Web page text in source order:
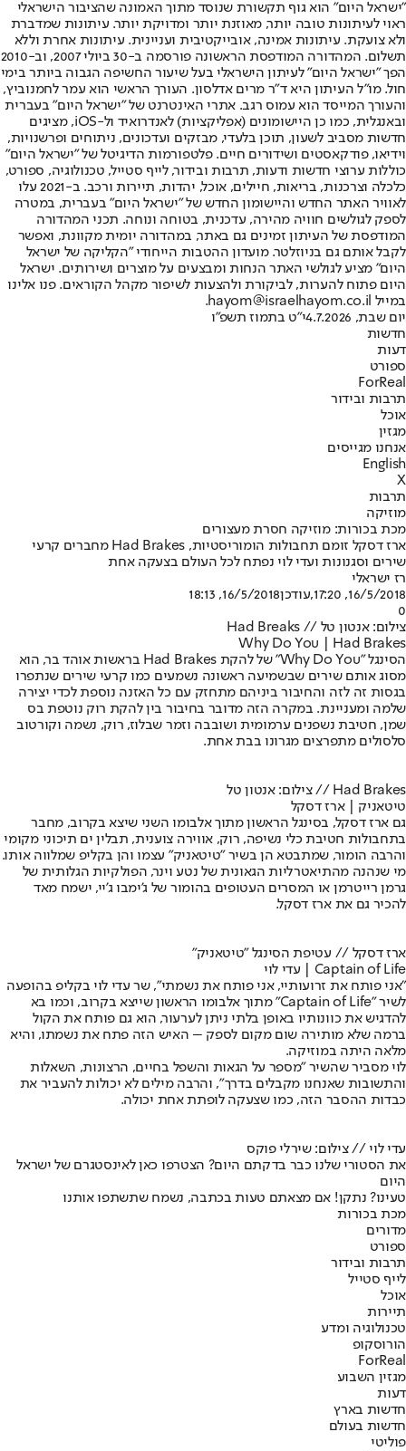
"ישראל היום" הוא גוף תקשורת שנוסד מתוך האמונה שהציבור הישראלי
ראוי לעיתונות טובה יותר, מאוזנת יותר ומדויקת יותר. עיתונות שמדברת
ולא צועקת. עיתונות אמינה, אובייקטיבית ועניינית. עיתונות אחרת וללא
תשלום. המהדורה המודפסת הראשונה פורסמה ב-30 ביולי 2007, וב-2010
הפך "ישראל היום" לעיתון הישראלי בעל שיעור החשיפה הגבוה ביותר בימי
חול. מו"ל העיתון היא ד"ר מרים אדלסון. העורך הראשי הוא עמר לחמנוביץ,
והעורך המייסד הוא עמוס רגב. אתרי האינטרנט של "ישראל היום" בעברית
ובאנגלית, כמו כן היישומונים (אפליקציות) לאנדרואיד ול-iOS, מציגים
חדשות מסביב לשעון, תוכן בלעדי, מבזקים ועדכונים, ניתוחים ופרשנויות,
וידיאו, פודקאסטים ושידורים חיים. פלטפורמות הדיגיטל של "ישראל היום"
כוללות ערוצי חדשות ודעות, תרבות ובידור, לייף סטייל, טכנולוגיה, ספורט,
כלכלה וצרכנות, בריאות, חיילים, אוכל, יהדות, תיירות ורכב. ב-2021 עלו
לאוויר האתר החדש והיישומון החדש של "ישראל היום" בעברית, במטרה
לספק לגולשים חוויה מהירה, עדכנית, בטוחה ונוחה. תכני המהדורה
המודפסת של העיתון זמינים גם באתר, במהדורה יומית מקוונת, ואפשר
לקבל אותם גם בניוזלטר. מועדון ההטבות הייחודי "הקליקה של ישראל
היום" מציע לגולשי האתר הנחות ומבצעים על מוצרים ושירותים. ישראל
היום פתוח להערות, לביקורת ולהצעות לשיפור מקהל הקוראים. פנו אלינו
במייל hayom@israelhayom.co.il.
יום שבת, 4.7.2026
י"ט בתמוז תשפ"ו
חדשות
דעות
ספורט
ForReal
תרבות ובידור
אוכל
מגזין
אנחנו מגייסים
English
X
תרבות
מוזיקה
מכת בכורות: מוזיקה חסרת מעצורים
ארז דסקל זומם תחבולות הומוריסטיות, Had Brakes מחברים קרעי
שירים וסגנונות ועדי לוי נפתח לכל העולם בצעקה אחת
רז ישראלי
16/5/2018, 17:20
,עודכן16/5/2018, 18:13
0
צילום: אנטון טל // Had Breaks
Why Do You | Had Brakes
הסינגל "Why Do You" של להקת Had Brakes בראשות אוהד בר, הוא
מסוג אותם שירים שבשמיעה ראשונה נשמעים כמו קרעי שירים שנתפרו
בגסות זה לזה והחיבור ביניהם מתחזק עם כל האזנה נוספת לכדי יצירה
שלמה ומעניינת. במקרה הזה מדובר בחיבור בין להקת רוק נוטפת בס
שמן, חטיבת נשפנים ערמומית ושובבה וזמר שבלוז, רוק, נשמה וקורטוב
סלסולים מתפרצים מגרונו בבת אחת.
Had Brakes // צילום: אנטון טל
טיטאניק | ארז דסקל
גם ארז דסקל, בסינגל הראשון מתוך אלבומו השני שיצא בקרוב, מחבר
בתחבולות חטיבת כלי נשיפה, רוק, אווירה צוענית, תבלין ים תיכוני מקומי
והרבה הומור, שמתבטא הן בשיר "טיטאניק" עצמו והן בקליפ שמלווה אותו.
מי שנהנה מהתיאטרליות הגאונית של נטע וינר, הפולקיות הגלותית של
גרמן רייטרמן או המסרים העטופים בהומור של ג'ימבו ג'יי, ישמח מאד
להכיר גם את ארז דסקל.
ארז דסקל // עטיפת הסינגל "טיטאניק"
Captain of Life | עדי לוי
"אני פותח את זרועותיי, אני פותח את נשמתי", שר עדי לוי בקליפ בהופעה
לשיר "Captain of Life" מתוך אלבומו הראשון שייצא בקרוב, וכמו בא
להדגיש את כוונותיו באופן בלתי ניתן לערעור, הוא גם פותח את הקול
ברמה שלא מותירה שום מקום לספק – האיש הזה פתח את נשמתו, והיא
מלאה היתה במוזיקה.
לוי מסביר שהשיר "מספר על הגאות והשפל בחיים, הרצונות, השאלות
והתשובות שאנחנו מקבלים בדרך", והרבה מילים לא יכולות להעביר את
כבדות ההסבר הזה, כמו שצעקה לופתת אחת יכולה.
עדי לוי // צילום: שירלי פוקס
את הסטורי שלנו כבר בדקתם היום? הצטרפו כאן לאינסטגרם של ישראל
היום
טעינו? נתקן! אם מצאתם טעות בכתבה, נשמח שתשתפו אותנו
מכת בכורות
מדורים
ספורט
תרבות ובידור
לייף סטייל
אוכל
תיירות
טכנולוגיה ומדע
הורוסקופ
ForReal
מגזין השבוע
דעות
חדשות בארץ
חדשות בעולם
פוליטי